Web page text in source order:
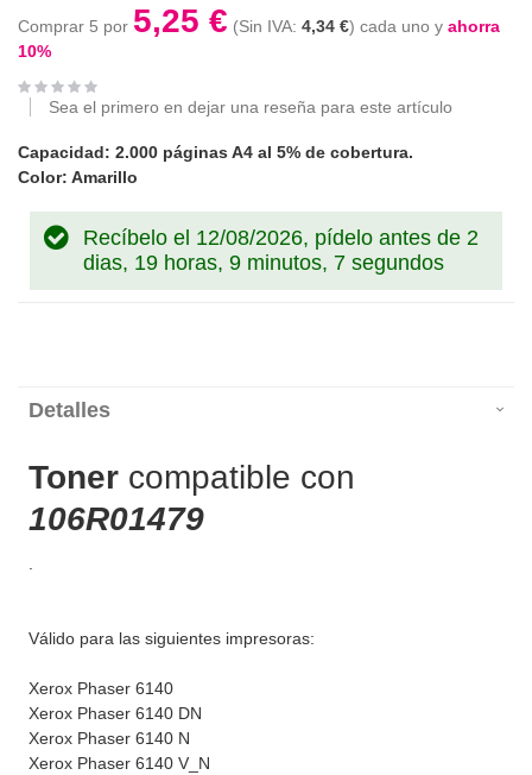
Comprar 5 por 5,25 € 4,34 € cada uno y ahorra
10%
Sea el primero en dejar una reseña para este artículo
Capacidad: 2.000 páginas A4 al 5% de cobertura.
Color: Amarillo
Recíbelo el 12/08/2026, pídelo antes de 2
dias, 19 horas, 9 minutos, 7 segundos
Detalles
Toner compatible con
106R01479
.
Válido para las siguientes impresoras:
Xerox Phaser 6140
Xerox Phaser 6140 DN
Xerox Phaser 6140 N
Xerox Phaser 6140 V_N